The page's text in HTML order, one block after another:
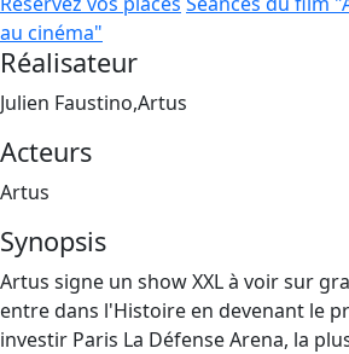
au cinéma"
Réalisateur
Julien Faustino,Artus
Acteurs
Artus
Synopsis
Artus signe un show XXL à voir sur
entre dans l'Histoire en devenant le
investir Paris La Défense Arena, la